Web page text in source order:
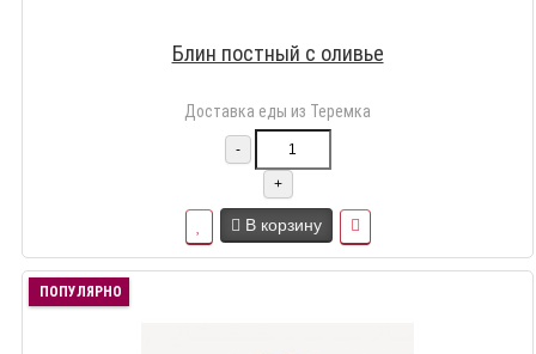
Блин постный с оливье
Доставка еды из Теремка
-
+
В корзину
ПОПУЛЯРНО